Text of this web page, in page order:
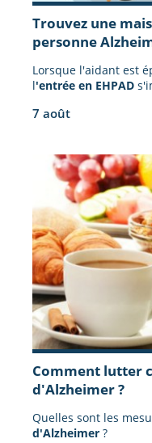
Trouvez une
personne
Lorsque l'aidant est
l'entrée en EHPAD
7 août
Comment lutter
d'Alzheimer ?
Quelles sont les
d'Alzheimer ?